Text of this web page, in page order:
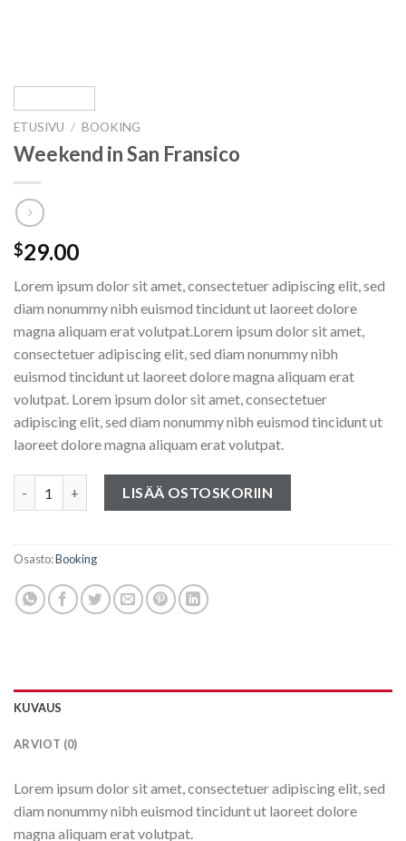
ETUSIVU / BOOKING
Weekend in San Fransico
$29.00
Lorem ipsum dolor sit amet, consectetuer adipiscing elit, sed
diam nonummy nibh euismod tincidunt ut laoreet dolore
magna aliquam erat volutpat.Lorem ipsum dolor sit amet,
consectetuer adipiscing elit, sed diam nonummy nibh
euismod tincidunt ut laoreet dolore magna aliquam erat
volutpat. Lorem ipsum dolor sit amet, consectetuer
adipiscing elit, sed diam nonummy nibh euismod tincidunt ut
laoreet dolore magna aliquam erat volutpat.
Weekend in San Fransico määrä
LISÄÄ OSTOSKORIIN
Osasto:Booking
KUVAUS
ARVIOT (0)
Lorem ipsum dolor sit amet, consectetuer adipiscing elit, sed
diam nonummy nibh euismod tincidunt ut laoreet dolore
magna aliquam erat volutpat.